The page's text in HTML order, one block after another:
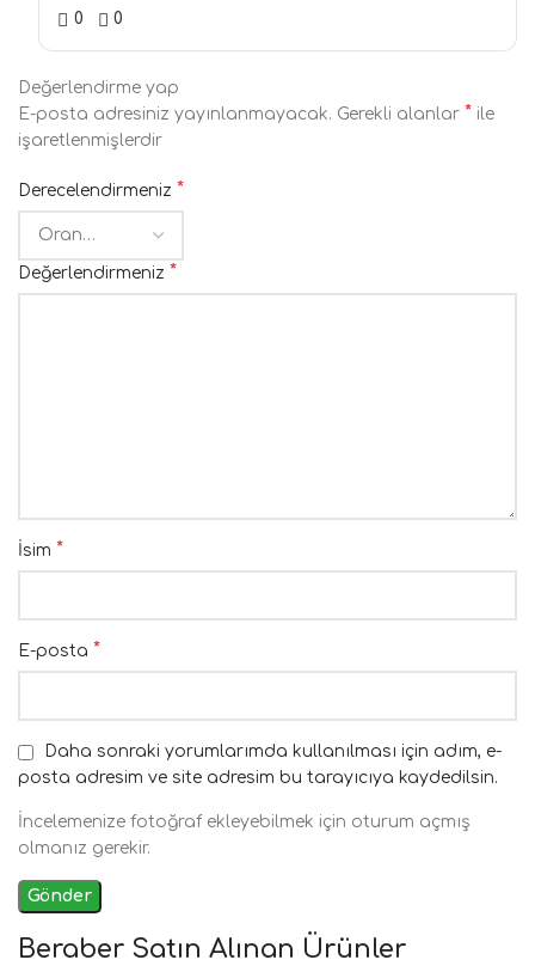
0 0
Değerlendirme yap
E-posta adresiniz yayınlanmayacak. Gerekli alanlar * ile
işaretlenmişlerdir
Derecelendirmeniz *
Değerlendirmeniz *
İsim *
E-posta *
Daha sonraki yorumlarımda kullanılması için adım, e-
posta adresim ve site adresim bu tarayıcıya kaydedilsin.
İncelemenize fotoğraf ekleyebilmek için oturum açmış
olmanız gerekir.
Beraber Satın Alınan Ürünler